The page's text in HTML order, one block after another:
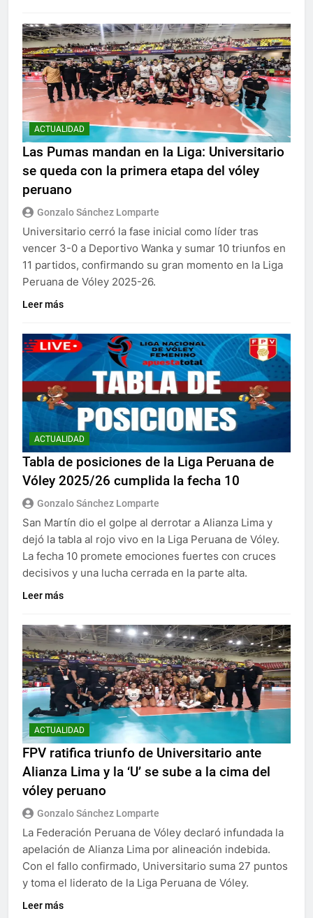
ACTUALIDAD
Las Pumas mandan en la Liga: Universitario
se queda con la primera etapa del vóley
peruano
Gonzalo Sánchez Lomparte
Universitario cerró la fase inicial como líder tras
vencer 3-0 a Deportivo Wanka y sumar 10 triunfos en
11 partidos, confirmando su gran momento en la Liga
Peruana de Vóley 2025-26.
Leer más
ACTUALIDAD
Tabla de posiciones de la Liga Peruana de
Vóley 2025/26 cumplida la fecha 10
Gonzalo Sánchez Lomparte
San Martín dio el golpe al derrotar a Alianza Lima y
dejó la tabla al rojo vivo en la Liga Peruana de Vóley.
La fecha 10 promete emociones fuertes con cruces
decisivos y una lucha cerrada en la parte alta.
Leer más
ACTUALIDAD
FPV ratifica triunfo de Universitario ante
Alianza Lima y la ‘U’ se sube a la cima del
vóley peruano
Gonzalo Sánchez Lomparte
La Federación Peruana de Vóley declaró infundada la
apelación de Alianza Lima por alineación indebida.
Con el fallo confirmado, Universitario suma 27 puntos
y toma el liderato de la Liga Peruana de Vóley.
Leer más